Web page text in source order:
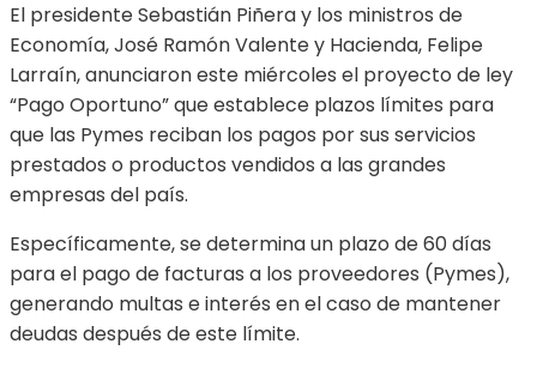
El presidente Sebastián Piñera y los ministros de
Economía, José Ramón Valente y Hacienda, Felipe
Larraín, anunciaron este miércoles el proyecto de ley
“Pago Oportuno” que establece plazos límites para
que las Pymes reciban los pagos por sus servicios
prestados o productos vendidos a las grandes
empresas del país.
Específicamente, se determina un plazo de 60 días
para el pago de facturas a los proveedores (Pymes),
generando multas e interés en el caso de mantener
deudas después de este límite.